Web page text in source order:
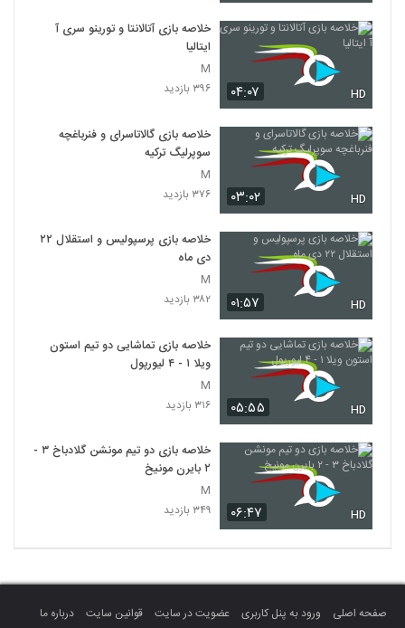
۰۴:۰۷ HD
خلاصه بازی آتالانتا و تورینو سری آ
ایتالیا
M
۳۹۶ بازدید
۰۳:۰۲ HD
خلاصه بازی گالاتاسرای و فنرباغچه
سوپرلیگ ترکیه
M
۳۷۶ بازدید
۰۱:۵۷ HD
خلاصه بازی پرسپولیس و استقلال ۲۲
دی ماه
M
۳۸۲ بازدید
۰۵:۵۵ HD
خلاصه بازی تماشایی دو تیم استون
ویلا ۱ - ۴ لیورپول
M
۳۱۶ بازدید
۰۶:۴۷ HD
خلاصه بازی دو تیم مونشن گلادباخ ۳ -
۲ بایرن مونیخ
M
۳۴۹ بازدید
صفحه اصلی ورود به پنل کاربری عضویت در سایت قوانین سایت
درباره ما